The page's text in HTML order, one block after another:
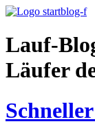
Lauf-
Läufer